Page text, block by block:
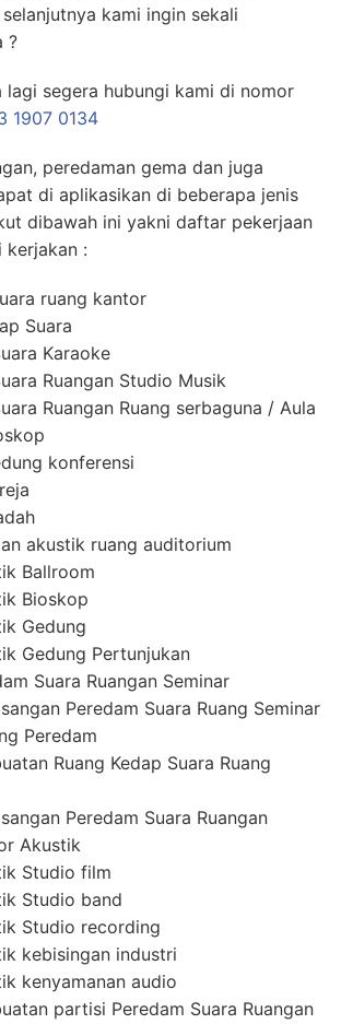
kami ingin sekali
?
segera hubungi kami di nomor
1907 0134
peredaman gema dan juga
di aplikasikan di beberapa jenis
dibawah ini yakni daftar pekerjaan
kerjakan :
ruang kantor
Suara
Karaoke
Ruangan Studio Musik
Ruangan Ruang serbaguna / Aula
konferensi
akustik ruang auditorium
Ballroom
Bioskop
Gedung
Gedung Pertunjukan
Suara Ruangan Seminar
Peredam Suara Ruang Seminar
Peredam
Ruang Kedap Suara Ruang
Peredam Suara Ruangan
Akustik
Studio film
Studio band
Studio recording
kebisingan industri
kenyamanan audio
partisi Peredam Suara Ruangan